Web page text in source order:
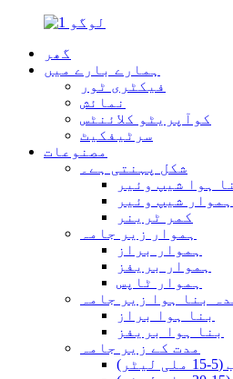
گھر
ہمارے بارے میں
فیکٹری ٹور
نمائش
کوآپریٹو کلائنٹس
سرٹیفکیٹ
مصنوعات
شکل پہنتی ہے۔
ہوا شیپ وئیر
ہموار شیپ وئیر
کمر ٹرینر
ہموار زیر جامہ
ہموار براز
ہموار بریفز
ہموار ٹاپس
بنا ہوا زیر جامہ
بنا ہوا براز
بنا ہوا بریفز
مدت کے زیر جامہ